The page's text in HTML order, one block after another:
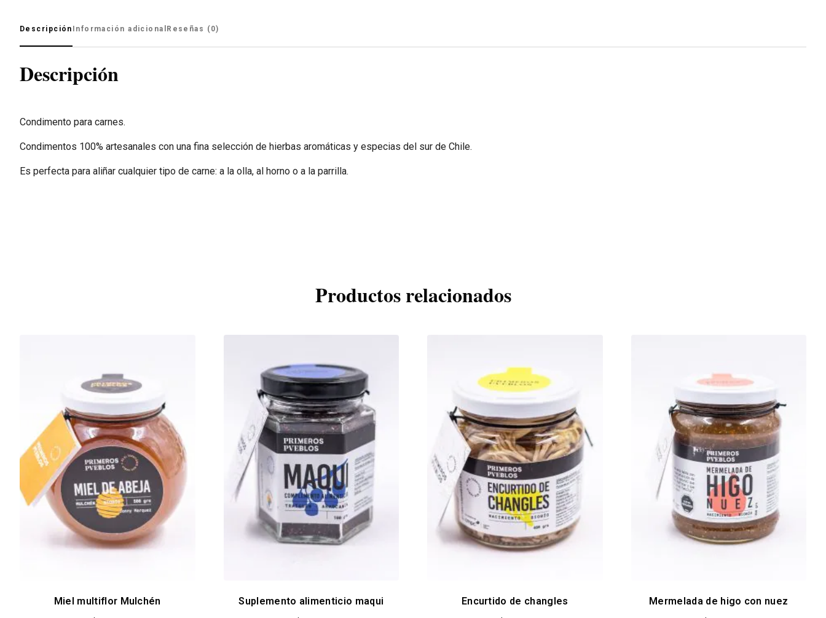
Descripción Información adicional Reseñas (0)
Descripción
Condimento para carnes.
Condimentos 100% artesanales con una fina selección de hierbas aromáticas y especias del sur de Chile.
Es perfecta para aliñar cualquier tipo de carne: a la olla, al horno o a la parrilla.
Productos relacionados
Miel multiflor Mulchén
Suplemento alimenticio maqui
Encurtido de changles
Mermelada de higo con nuez